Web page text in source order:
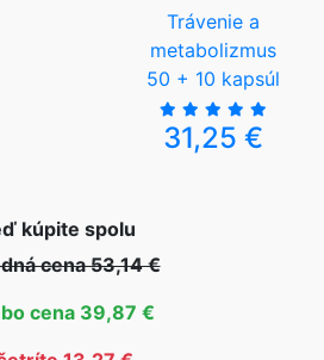
Trávenie a
metabolizmus
50 + 10 kapsúl
31,25 €
kúpite spolu
cena 53,14 €
cena 39,87 €